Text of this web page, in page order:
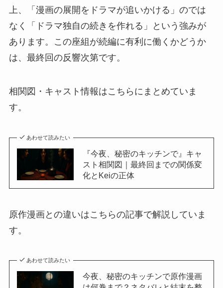
上、「漫画の展開をドラマが追いかける」のでは
なく「ドラマ独自の続きを作れる」という強みが
あります。この座組が続編に有利に働くかどうか
は、最終回の反響次第です。
相関図・キャスト情報はこちらにまとめていま
す。
あわせて読みたい
『今夜、秘密のキッチンで』キャ
スト相関図｜最終回までの関係変
化とKeiの正体
原作漫画との違いはこちらの記事で解説していま
す。
あわせて読みたい
今夜、秘密のキッチンで原作漫画